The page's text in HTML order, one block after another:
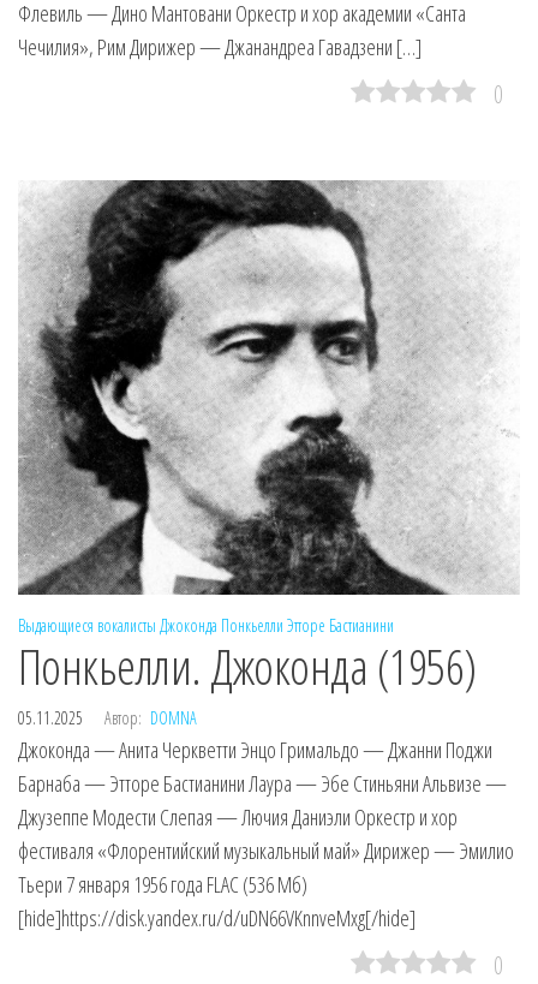
Флевиль — Дино Мантовани Оркестр и хор академии «Санта
Чечилия», Рим Дирижер — Джанандреа Гавадзени […]
0
Выдающиеся вокалисты Джоконда Понкьелли Этторе Бастианини
Понкьелли. Джоконда (1956)
05.11.2025 Автор: DOMNA
Джоконда — Анита Черкветти Энцо Гримальдо — Джанни Поджи
Барнаба — Этторе Бастианини Лаура — Эбе Стиньяни Альвизе —
Джузеппе Модести Слепая — Лючия Даниэли Оркестр и хор
фестиваля «Флорентийский музыкальный май» Дирижер — Эмилио
Тьери 7 января 1956 года FLAC (536 Мб)
[hide]https://disk.yandex.ru/d/uDN66VKnnveMxg[/hide]
0